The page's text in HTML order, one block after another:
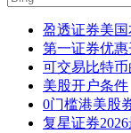
盈透证券美
第一证券优惠
可交易比特
美股开户条件
0门槛港美股
复星证券